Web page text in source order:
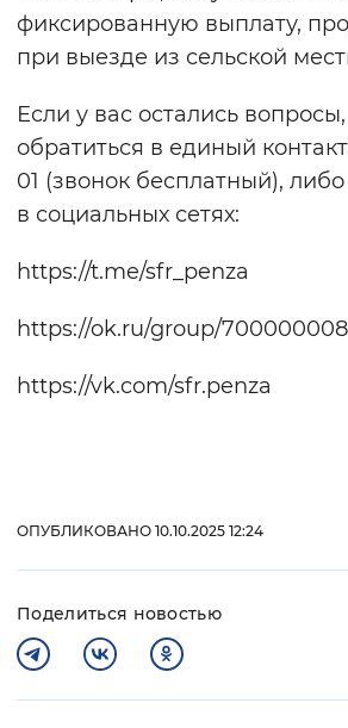
фиксированную выплату,
при выезде из сельской
Если у вас остались
обратиться в единый
01 (звонок бесплатный),
в социальных сетях:
https://t.me/sfr_penza
https://ok.ru/group/
https://vk.com/sfr.penza
ОПУБЛИКОВАНО 10.10.2025 12:24
Поделиться новостью